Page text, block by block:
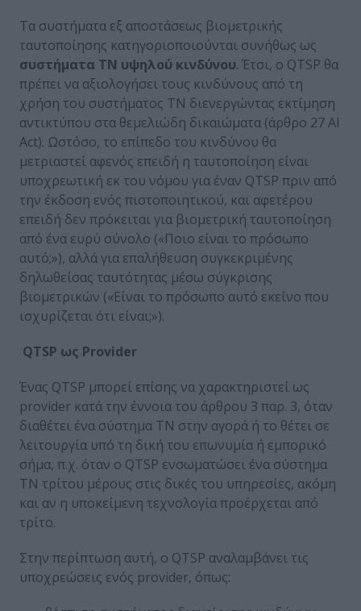
Τα συστήματα εξ αποστάσεως βιομετρικής
ταυτοποίησης κατηγοριοποιούνται συνήθως ως
συστήματα ΤΝ υψηλού κινδύνου. Έτσι, ο QTSP θα
πρέπει να αξιολογήσει τους κινδύνους από τη
χρήση του συστήματος ΤΝ διενεργώντας εκτίμηση
αντικτύπου στα θεμελιώδη δικαιώματα (άρθρο 27 AI
Act). Ωστόσο, το επίπεδο του κινδύνου θα
μετριαστεί αφενός επειδή η ταυτοποίηση είναι
υποχρεωτική εκ του νόμου για έναν QTSP πριν από
την έκδοση ενός πιστοποιητικού, και αφετέρου
επειδή δεν πρόκειται για βιομετρική ταυτοποίηση
από ένα ευρύ σύνολο («Ποιο είναι το πρόσωπο
αυτό;»), αλλά για επαλήθευση συγκεκριμένης
δηλωθείσας ταυτότητας μέσω σύγκρισης
βιομετρικών («Είναι το πρόσωπο αυτό εκείνο που
ισχυρίζεται ότι είναι;»).
QTSP ως Provider
Ένας QTSP μπορεί επίσης να χαρακτηριστεί ως
provider κατά την έννοια του άρθρου 3 παρ. 3, όταν
διαθέτει ένα σύστημα ΤΝ στην αγορά ή το θέτει σε
λειτουργία υπό τη δική του επωνυμία ή εμπορικό
σήμα, π.χ. όταν ο QTSP ενσωματώσει ένα σύστημα
ΤΝ τρίτου μέρους στις δικές του υπηρεσίες, ακόμη
και αν η υποκείμενη τεχνολογία προέρχεται από
τρίτο.
Στην περίπτωση αυτή, ο QTSP αναλαμβάνει τις
υποχρεώσεις ενός provider, όπως: